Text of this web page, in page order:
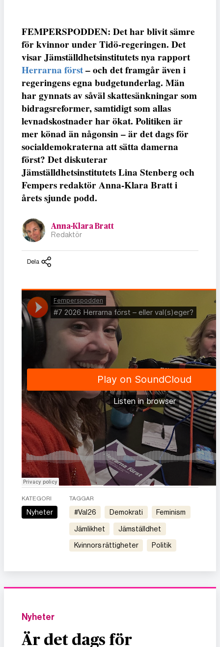
FEMPERSPODDEN: Det har blivit sämre
för kvinnor under Tidö-regeringen. Det
visar Jämställdhetsinstitutets nya rapport
Herrarna först– och det framgår även i
regeringens egna budgetunderlag. Män
har gynnats av såväl skattesänkningar som
bidragsreformer, samtidigt som allas
levnadskostnader har ökat. Politiken är
mer könad än någonsin – är det dags för
socialdemokraterna att sätta damerna
först? Det diskuterar
Jämställdhetsinstitutets Lina Stenberg och
Fempers redaktör Anna-Klara Bratt i
årets sjunde podd.
Anna-Klara Bratt
Redaktör
Dela
KATEGORI
Nyheter
TAGGAR
#val26 demokrati feminism
jämlikhet jämställdhet
kvinnors rättigheter politik
Nyheter
Är det dags för